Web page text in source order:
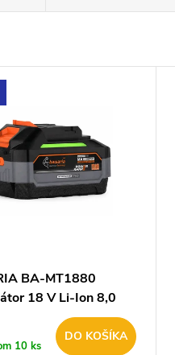
BA-MT1880
18 V Li-Ion 8,0
10 ks
DO KOŠÍKA